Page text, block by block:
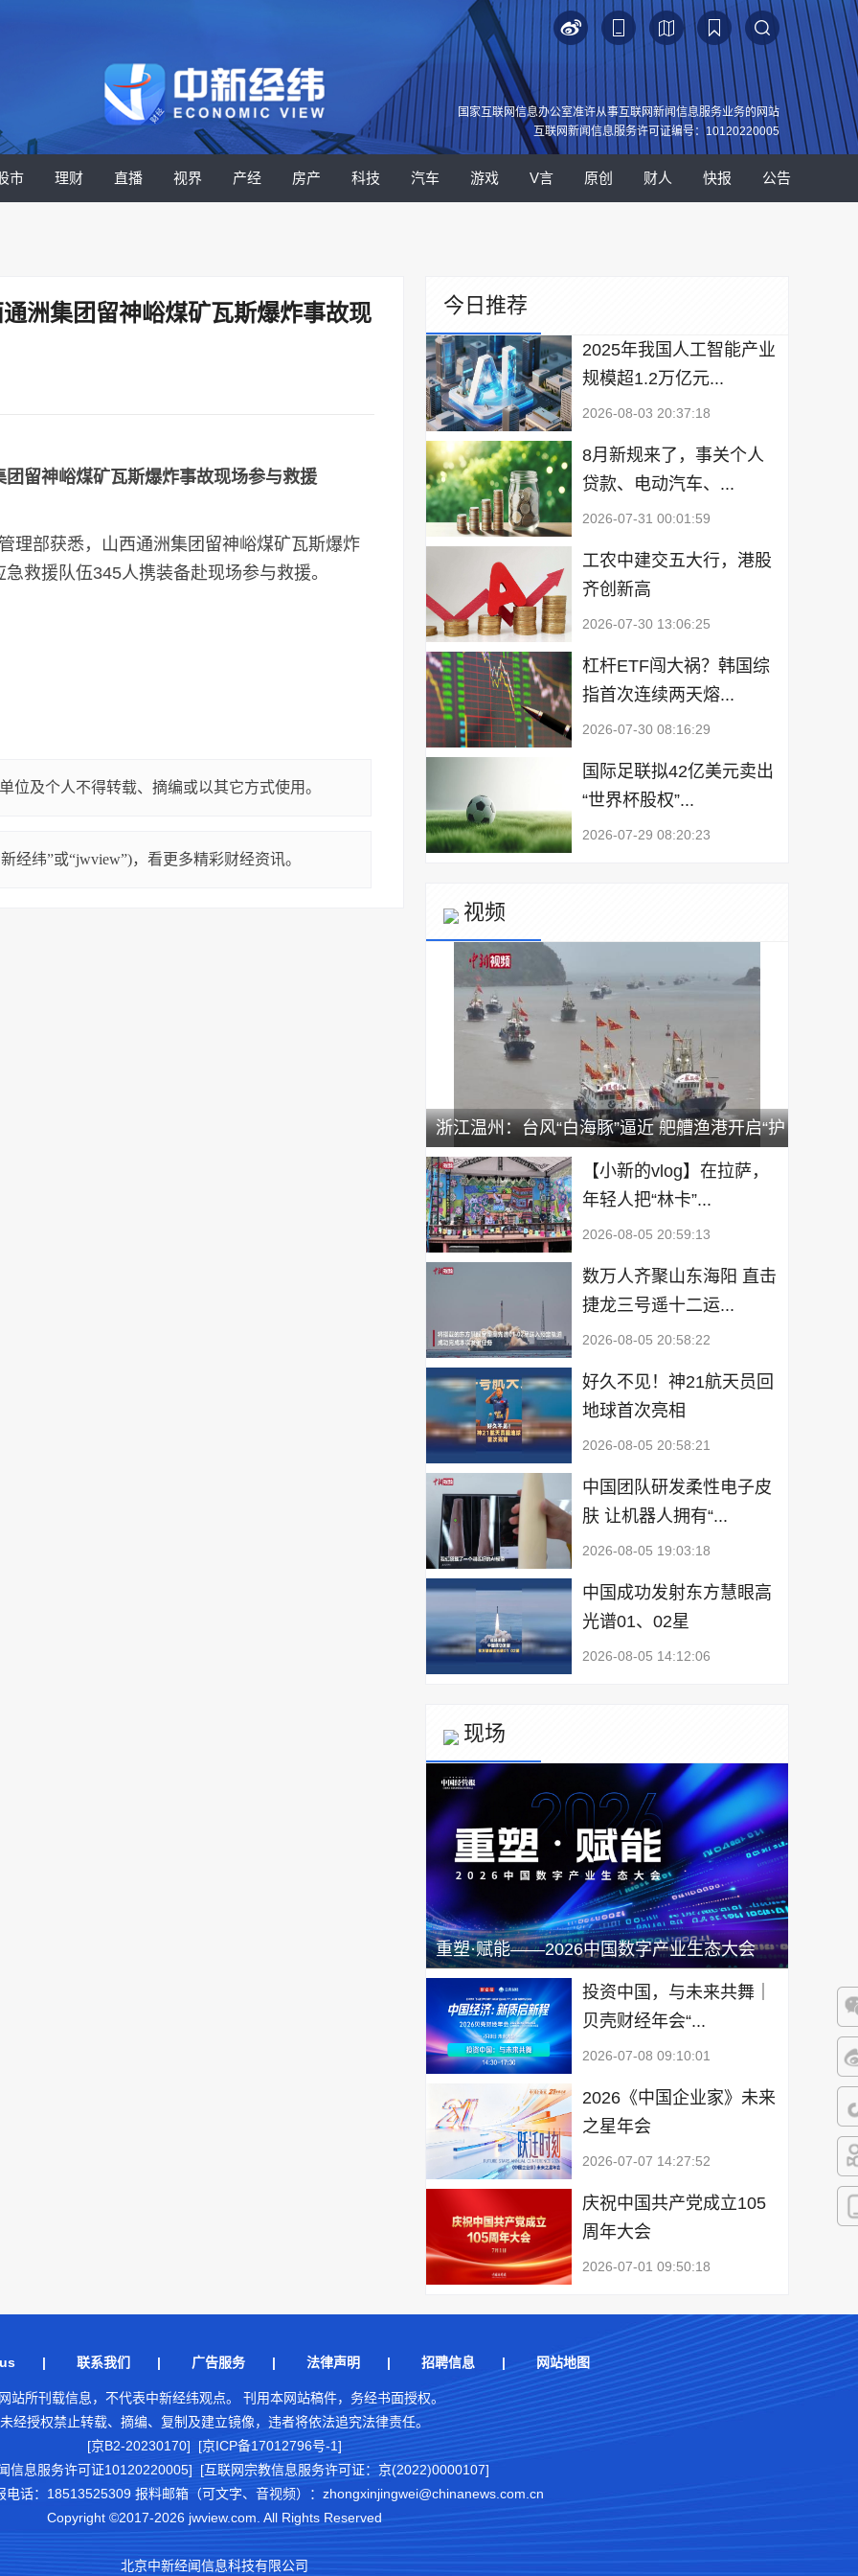
微
微
抖
快
国家互联网信息办公室准许从事互联网新闻信息服务业务的网站
互联网新闻信息服务许可证编号：10120220005
市 理财 直播 视界 产经 房产 科技 汽车 游戏 V言 原创 财人 快报 公告
洲集团留神峪煤矿瓦斯爆炸事故现
留神峪煤矿瓦斯爆炸事故现场参与救援
部获悉，山西通洲集团留神峪煤矿瓦斯爆炸
救援队伍345人携装备赴现场参与救援。
位及个人不得转载、摘编或以其它方式使用。
经纬”或“jwview”)，看更多精彩财经资讯。
今日推荐
2025年我国人工智能产业
规模超1.2万亿元...
2026-08-03 20:37:18
8月新规来了，事关个人
贷款、电动汽车、...
2026-07-31 00:01:59
工农中建交五大行，港股
齐创新高
2026-07-30 13:06:25
杠杆ETF闯大祸？韩国综
指首次连续两天熔...
2026-07-30 08:16:29
国际足联拟42亿美元卖出
“世界杯股权”...
2026-07-29 08:20:23
视频
浙江温州：台风“白海豚”逼近 舥艚渔港开启“护
船模式”
【小新的vlog】在拉萨，
年轻人把“林卡”...
2026-08-05 20:59:13
数万人齐聚山东海阳 直击
捷龙三号遥十二运...
2026-08-05 20:58:22
好久不见！神21航天员回
地球首次亮相
2026-08-05 20:58:21
中国团队研发柔性电子皮
肤 让机器人拥有“...
2026-08-05 19:03:18
中国成功发射东方慧眼高
光谱01、02星
2026-08-05 14:12:06
现场
重塑·赋能——2026中国数字产业生态大会
投资中国，与未来共舞｜
贝壳财经年会“...
2026-07-08 09:10:01
2026《中国企业家》未来
之星年会
2026-07-07 14:27:52
庆祝中国共产党成立105
周年大会
2026-07-01 09:50:18
| 联系我们 | 广告服务| 法律声明 | 招聘信息 | 网站地图
站所刊载信息，不代表中新经纬观点。 刊用本网站稿件，务经书面授权。
未经授权禁止转载、摘编、复制及建立镜像，违者将依法追究法律责任。
[京B2-20230170] [京ICP备17012796号-1]
信息服务许可证10120220005]
[互联网宗教信息服务许可证：京(2022)0000107]
电话：18513525309 报料邮箱（可文字、音视频）：zhongxinjingwei@chinanews.com.cn
Copyright ©2017-2026 jwview.com. All Rights Reserved
北京中新经闻信息科技有限公司